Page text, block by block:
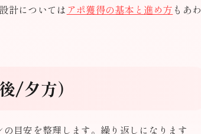
計については アポ獲得の基本と進め方 もあわ
/夕方）
目安を整理します。繰り返しになります